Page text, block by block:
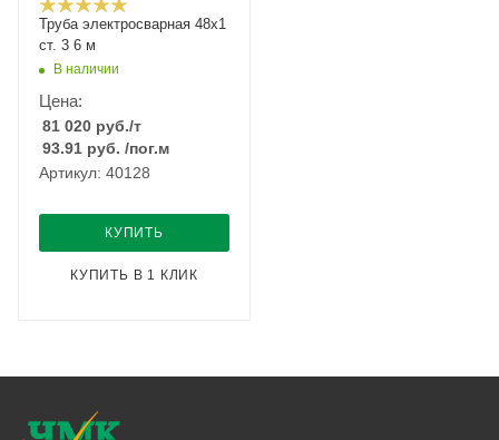
Труба электросварная 48х1
ст. 3 6 м
В наличии
Цена:
81 020 руб./т
93.91 руб. /пог.м
Артикул: 40128
КУПИТЬ
КУПИТЬ В 1 КЛИК